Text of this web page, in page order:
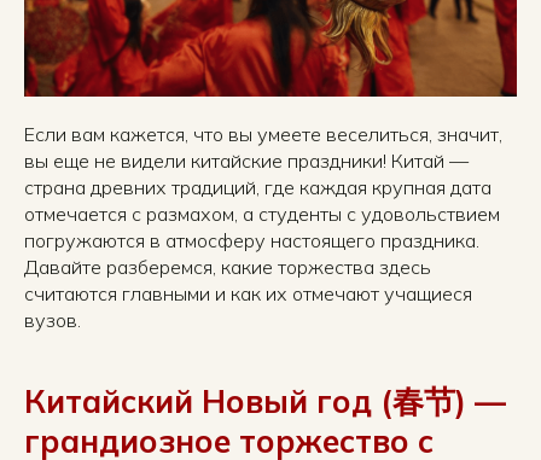
Если вам кажется, что вы умеете веселиться, значит,
вы еще не видели китайские праздники! Китай —
страна древних традиций, где каждая крупная дата
отмечается с размахом, а студенты с удовольствием
погружаются в атмосферу настоящего праздника.
Давайте разберемся, какие торжества здесь
считаются главными и как их отмечают учащиеся
вузов.
Китайский Новый год (春节) —
грандиозное торжество с